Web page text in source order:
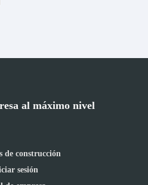
al máximo nivel
de construcción
sesión